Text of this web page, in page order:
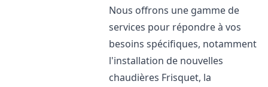
Nous offrons une gamme de
services pour répondre à vos
besoins spécifiques, notamment
l'installation de nouvelles
chaudières Frisquet, la